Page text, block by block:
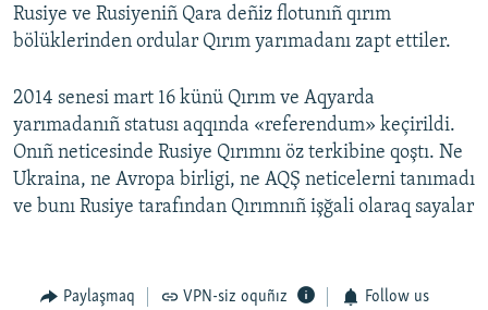
Rusiye ve Rusiyeniñ Qara deñiz flotunıñ qırım
bölüklerinden ordular Qırım yarımadanı zapt ettiler.
2014 senesi mart 16 künü Qırım ve Aqyarda
yarımadanıñ statusı aqqında «referendum» keçirildi.
Onıñ neticesinde Rusiye Qırımnı öz terkibine qoştı. Ne
Ukraina, ne Avropa birligi, ne AQŞ neticelerni tanımadı
ve bunı Rusiye tarafından Qırımnıñ işğali olaraq sayalar
Paylaşmaq VPN-siz oquñız Follow us